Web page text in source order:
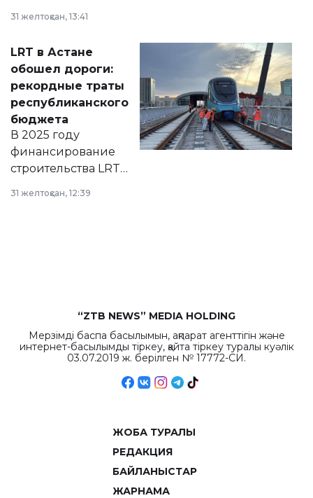
2028 годы.
документ
появился в базе
нормативных
правовых актов и
на сайте маслихат
города.
31 желтоқсан, 13:41
LRT в Астане
обошел дороги:
рекордные траты
республиканского
бюджета
В 2025 году
финансирование
строительства LRT
республиканского
31 желтоқсан, 12:39
“ZTB NEWS” MEDIA HOLDING
Мерзімді баспа басылымын, ақпарат агенттігін және
интернет-басылымды тіркеу, қайта тіркеу туралы куәлік
03.07.2019 ж. берілген № 17772-СИ.
ЖОБА ТУРАЛЫ
РЕДАКЦИЯ
БАЙЛАНЫСТАР
ЖАРНАМА